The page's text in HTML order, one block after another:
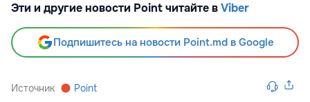
Эти и другие новости Point читайте вViber
Подпишитесь на новости Point.md в Google
Источник Point